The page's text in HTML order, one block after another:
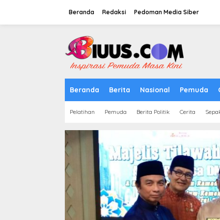
Beranda Redaksi Pedoman Media Siber
Beranda Berita Nasional Pemuda
Pelatihan Pemuda Berita Politik Cerita